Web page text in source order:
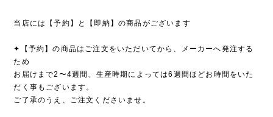
当店には【予約】と【即納】の商品がございます
✦【予約】の商品はご注文をいただいてから、メーカーへ発注する
ため
お届けまで2〜4週間、生産時期によっては6週間ほどお時間をいた
だく事もございます。
ご了承のうえ、ご注文くださいませ。